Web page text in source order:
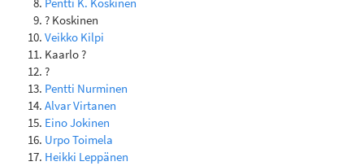
Pentti K. Koskinen
? Koskinen
Veikko Kilpi
Kaarlo ?
?
Pentti Nurminen
Alvar Virtanen
Eino Jokinen
Urpo Toimela
Heikki Leppänen